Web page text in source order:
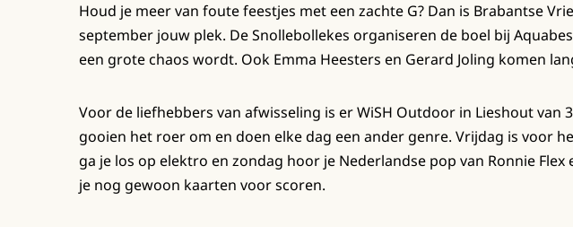
Houd je meer van foute feestjes met een zachte G? Dan is Brabantse
september jouw plek. De Snollebollekes organiseren de boel bij
een grote chaos wordt. Ook Emma Heesters en Gerard Joling komen
Voor de liefhebbers van afwisseling is er WiSH Outdoor in Lieshout van
gooien het roer om en doen elke dag een ander genre. Vrijdag is voor
ga je los op elektro en zondag hoor je Nederlandse pop van Ronnie Flex
je nog gewoon kaarten voor scoren.